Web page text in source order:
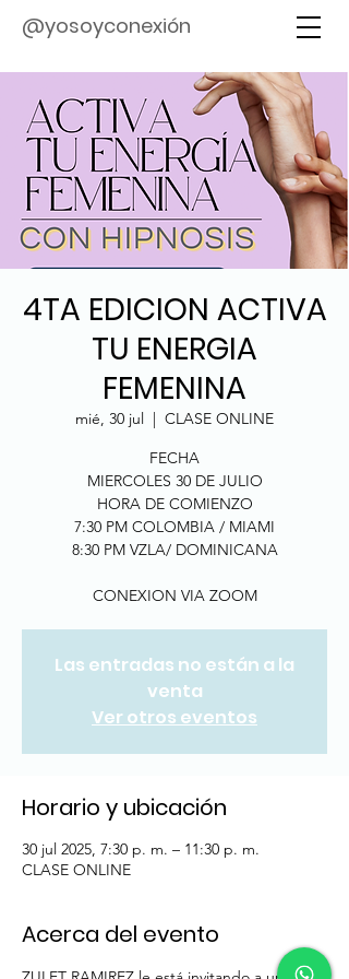
@yosoyconexión
4TA EDICION ACTIVA
TU ENERGIA
FEMENINA
mié, 30 jul
  |
CLASE ONLINE
FECHA
MIERCOLES 30 DE JULIO
HORA DE COMIENZO
7:30 PM COLOMBIA / MIAMI
8:30 PM VZLA/ DOMINICANA
CONEXION VIA ZOOM
Las entradas no están a la
venta
Ver otros eventos
Horario y ubicación
30 jul 2025, 7:30 p. m. – 11:30 p. m.
CLASE ONLINE
Acerca del evento